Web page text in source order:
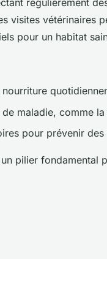
régulièrement
visites vétérinaires
pour un habitat
maladie, comme
pour prévenir des
pilier fondamental